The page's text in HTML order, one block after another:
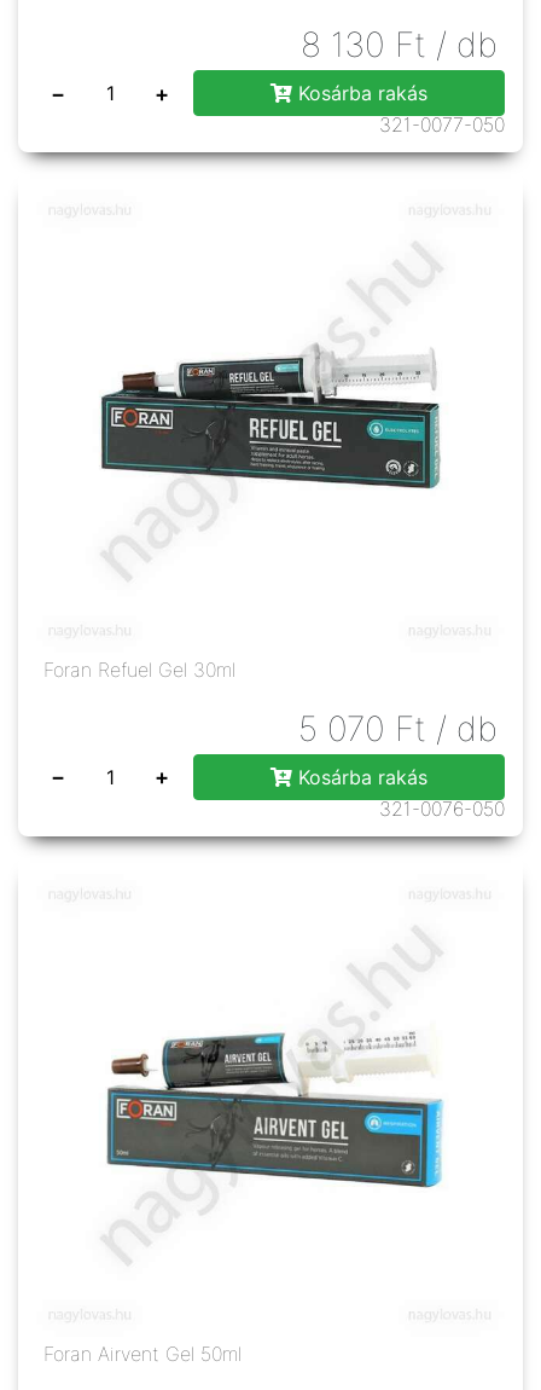
8 130 Ft / db
− +
Kosárba rakás
321-0077-050
Foran Refuel Gel 30ml
5 070 Ft / db
− +
Kosárba rakás
321-0076-050
Foran Airvent Gel 50ml